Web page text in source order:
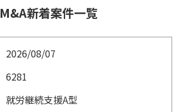
M&A新着案件一覧
2026/08/07
6281
就労継続支援A型